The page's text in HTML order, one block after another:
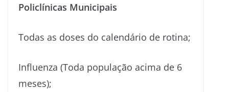
Policlínicas Municipais
Todas as doses do calendário de rotina;
Influenza (Toda população acima de 6
meses);